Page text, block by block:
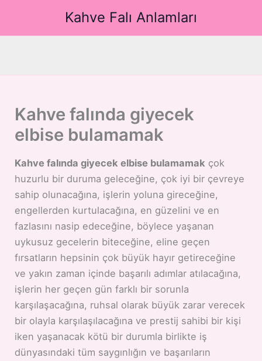
Kahve Falı Anlamları
Kahve falında giyecek
elbise bulamamak
Kahve falında giyecek elbise bulamamak çok
huzurlu bir duruma geleceğine, çok iyi bir çevreye
sahip olunacağına, işlerin yoluna gireceğine,
engellerden kurtulacağına, en güzelini ve en
fazlasını nasip edeceğine, böylece yaşanan
uykusuz gecelerin biteceğine, eline geçen
fırsatların hepsinin çok büyük hayır getireceğine
ve yakın zaman içinde başarılı adımlar atılacağına,
işlerin her geçen gün farklı bir sorunla
karşılaşacağına, ruhsal olarak büyük zarar verecek
bir olayla karşılaşılacağına ve prestij sahibi bir kişi
iken yaşanacak kötü bir durumla birlikte iş
dünyasındaki tüm saygınlığın ve başarıların